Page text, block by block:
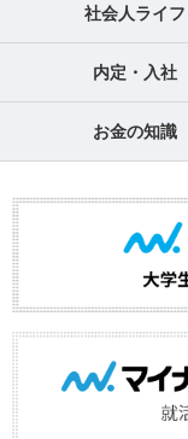
社会人ライフ
内定・入社
お金の知識